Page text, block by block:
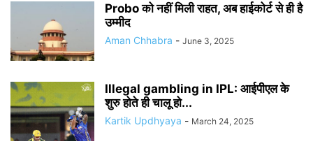
Probo को नहीं मिली राहत, अब हाईकोर्ट से ही है
उम्मीद
Aman Chhabra - June 3, 2025
Illegal gambling in IPL: आईपीएल के
शुरु होते ही चालू हो...
Kartik Updhyaya - March 24, 2025